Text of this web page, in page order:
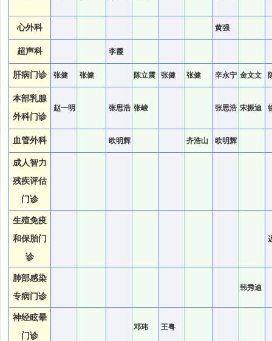
心外科 黄强
超声科 李霞
肝病门诊 张健 张健 陈立震 张健 张健 辛永宁 金文文
本部乳腺
外科门诊
赵一明 张思浩 张峻 张思浩 宋振迪
血管外科 欧明辉 齐浩山 欧明辉
成人智力
残疾评估
门诊
生殖免疫
和保胎门
诊
肺部感染
专病门诊
韩秀迪
神经眩晕
门诊
邓玮 王粤